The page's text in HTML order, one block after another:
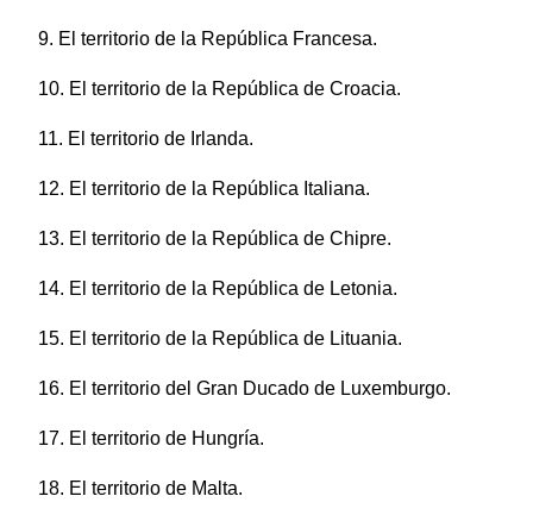
9. El territorio de la República Francesa.
10. El territorio de la República de Croacia.
11. El territorio de Irlanda.
12. El territorio de la República Italiana.
13. El territorio de la República de Chipre.
14. El territorio de la República de Letonia.
15. El territorio de la República de Lituania.
16. El territorio del Gran Ducado de Luxemburgo.
17. El territorio de Hungría.
18. El territorio de Malta.